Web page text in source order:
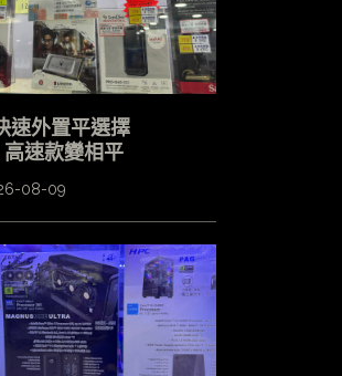
速外置平選擇
速款變相平
08-09